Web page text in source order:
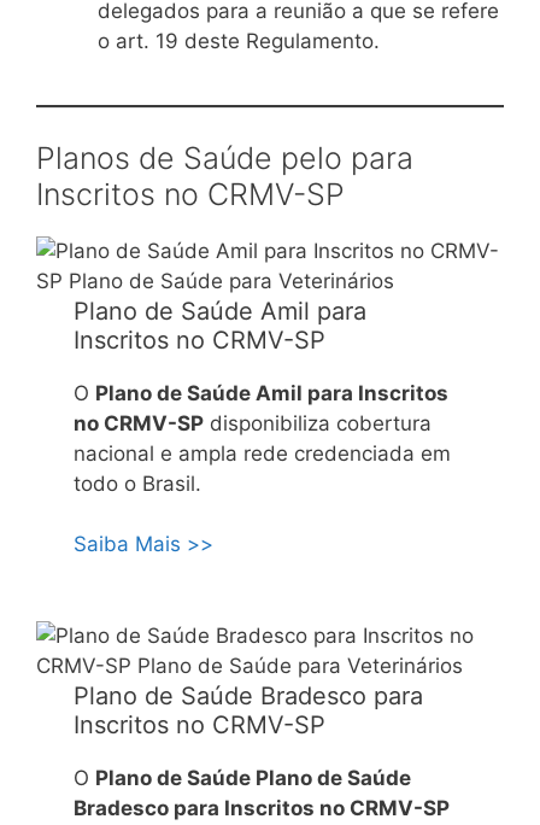
delegados para a reunião a que se refere
o art. 19 deste Regulamento.
Planos de Saúde pelo para
Inscritos no CRMV-SP
Plano de Saúde Amil para
Inscritos no CRMV-SP
O Plano de Saúde Amil para Inscritos
no CRMV-SP disponibiliza cobertura
nacional e ampla rede credenciada em
todo o Brasil.
Saiba Mais >>
Plano de Saúde Bradesco para
Inscritos no CRMV-SP
O Plano de Saúde Plano de Saúde
Bradesco para Inscritos no CRMV-SP